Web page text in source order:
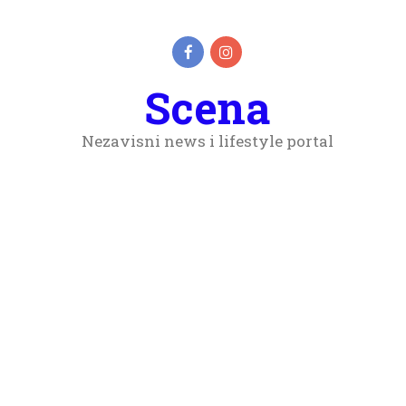
Scena
Nezavisni news i lifestyle portal